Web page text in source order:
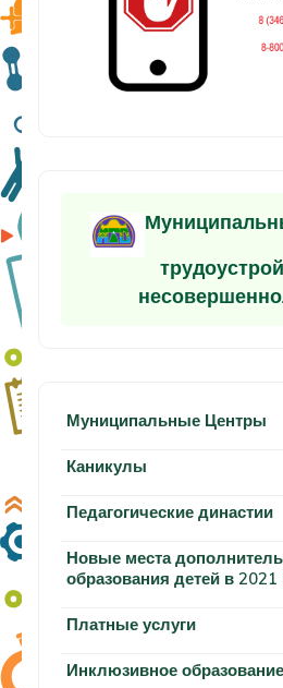
Муниципальные Центры
Каникулы
Педагогические династии
Новые места
образования детей в 2021
Платные услуги
Инклюзивное образование